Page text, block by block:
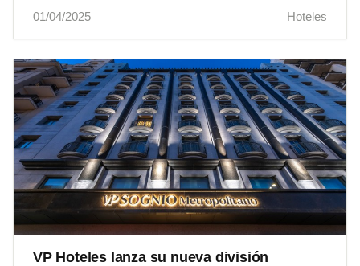
01/04/2025
Hoteles
VP Hoteles lanza su nueva división